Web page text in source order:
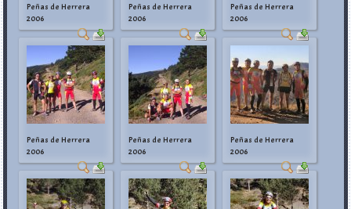
Peñas de Herrera
2006
Peñas de Herrera
2006
Peñas de Herrera
2006
Peñas de Herrera
2006
Peñas de Herrera
2006
Peñas de Herrera
2006